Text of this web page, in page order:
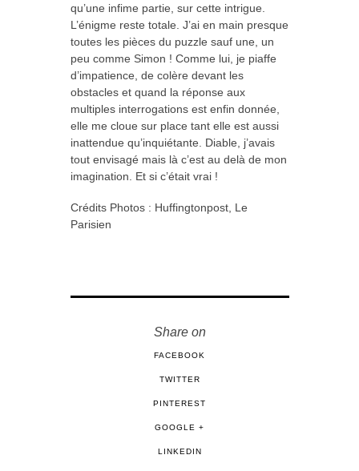
qu’une infime partie, sur cette intrigue.
L’énigme reste totale. J’ai en main presque
toutes les pièces du puzzle sauf une, un
peu comme Simon ! Comme lui, je piaffe
d’impatience, de colère devant les
obstacles et quand la réponse aux
multiples interrogations est enfin donnée,
elle me cloue sur place tant elle est aussi
inattendue qu’inquiétante. Diable, j’avais
tout envisagé mais là c’est au delà de mon
imagination. Et si c’était vrai !
Crédits Photos : Huffingtonpost, Le
Parisien
Share on
FACEBOOK
TWITTER
PINTEREST
GOOGLE +
LINKEDIN